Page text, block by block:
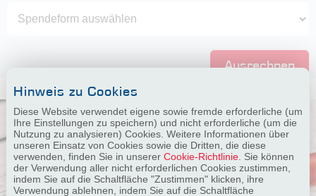
Ausrechnen
Hinweis zu Cookies
Diese Website verwendet eigene sowie fremde erforderliche (um
Ihre Einstellungen zu speichern) und nicht erforderliche (um die
Nutzung zu analysieren) Cookies. Weitere Informationen über
unseren Einsatz von Cookies sowie die Dritten, die diese
verwenden, finden Sie in unserer Cookie-Richtlinie. Sie können
der Verwendung aller nicht erforderlichen Cookies zustimmen,
indem Sie auf die Schaltfläche "Zustimmen" klicken, ihre
Verwendung ablehnen, indem Sie auf die Schaltfläche